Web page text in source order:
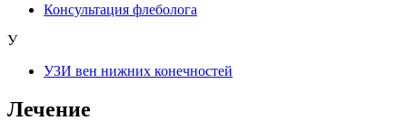
Консультация флеболога
У
УЗИ вен нижних конечностей
Лечение